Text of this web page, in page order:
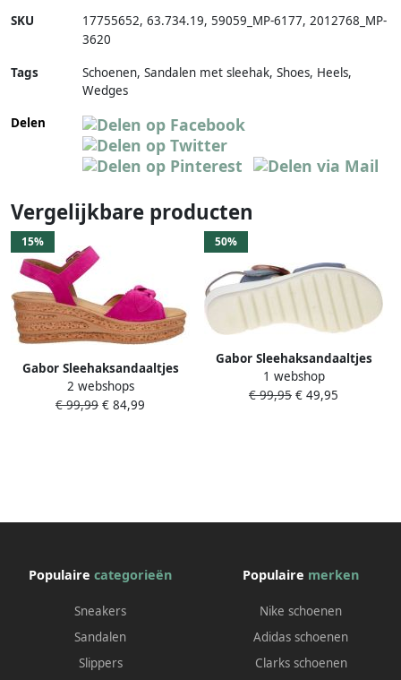
SKU 17755652, 63.734.19, 59059_MP-6177, 2012768_MP-
3620
Tags
Schoenen, Sandalen met sleehak, Shoes, Heels,
Wedges
Delen
Vergelijkbare producten
15%
Gabor Sleehaksandaaltjes
zomerschoen sandaal keilhak
met mooie decoratieve strik
2 webshops
€ 99,99 € 84,99
50%
Gabor Sleehaksandaaltjes
zomerschoen sandaal keilhak
met mooie decoratieve gesp
1 webshop
€ 99,95 € 49,95
Populaire categorieën
Sneakers
Sandalen
Slippers
Populaire merken
Nike schoenen
Adidas schoenen
Clarks schoenen